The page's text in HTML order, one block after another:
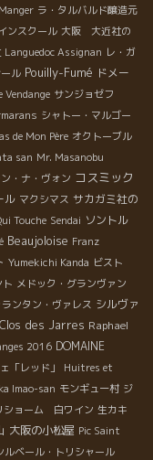
ラ・タルバルド醸造元
ンスクール 大阪 大近社の
Languedoc Assignan レ・ガ
ル Pouilly-Fumé ドメー
Vendange サンジョゼフ
シャトー・マルゴー
de Mon Père オクトーブル
san Mr. Masanobu
・ナ・ヴォン コスミック
ル マクシマス サカガミ社の
Touche Sendai ソントル
Beaujoloise Franz
Yumekichi Kanda ビスト
メドック・グランヴァン
ンタン・ヴァレス シルヴァ
des Jarres Raphael
2016 DOMAINE
「レッド」
Huitres et
Imao-san モンギュー村 ジ
ショーム 白ワイン 生カキ
大阪の小松屋 Pic Saint
ルベール・トリシャール